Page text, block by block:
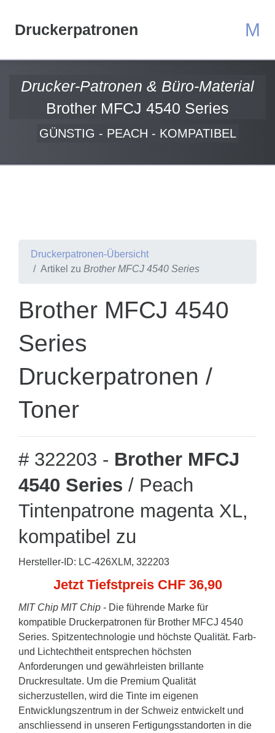
Druckerpatronen M
Drucker-Patronen & Büro-Material
Brother MFCJ 4540 Series
GÜNSTIG - PEACH - KOMPATIBEL
Druckerpatronen-Übersicht
Artikel zu Brother MFCJ 4540 Series
Brother MFCJ 4540
Series
Druckerpatronen /
Toner
# 322203 - Brother MFCJ
4540 Series / Peach
Tintenpatrone magenta XL,
kompatibel zu
Hersteller-ID: LC-426XLM, 322203
Jetzt Tiefstpreis CHF 36,90
MIT Chip MIT Chip - Die führende Marke für
kompatible Druckerpatronen für Brother MFCJ 4540
Series. Spitzentechnologie und höchste Qualität. Farb-
und Lichtechtheit entsprechen höchsten
Anforderungen und gewährleisten brillante
Druckresultate. Um die Premium Qualität
sicherzustellen, wird die Tinte im eigenen
Entwicklungszentrum in der Schweiz entwickelt und
anschliessend in unseren Fertigungsstandorten in die